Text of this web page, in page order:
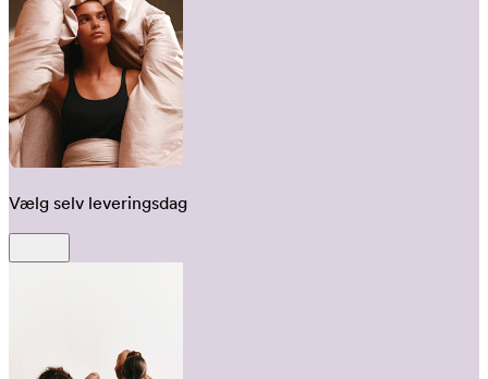
Vælg selv leveringsdag